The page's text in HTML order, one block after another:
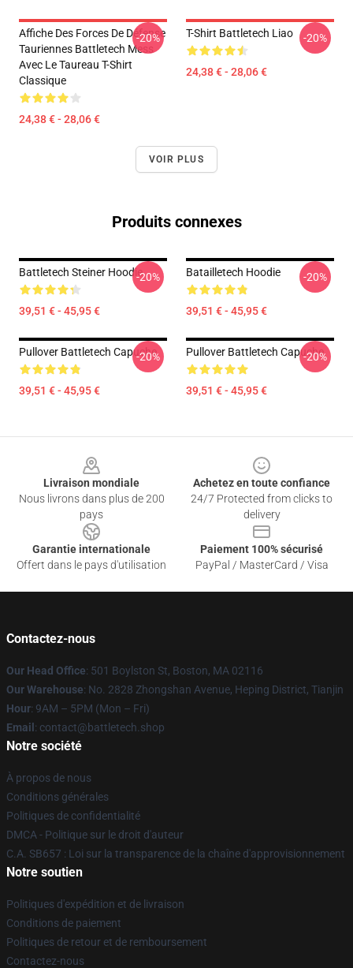
Affiche Des Forces De Défense
Tauriennes Battletech Mess
Avec Le Taureau T-Shirt
Classique
24,38 € - 28,06 €
-20% T-Shirt Battletech Liao
24,38 € - 28,06 €
-20%
VOIR PLUS
Produits connexes
Battletech Steiner Hoodie
39,51 € - 45,95 €
-20% Batailletech Hoodie
39,51 € - 45,95 €
-20%
Pullover Battletech Capuche
39,51 € - 45,95 €
-20% Pullover Battletech Capuche
39,51 € - 45,95 €
-20%
Livraison mondiale
Nous livrons dans plus de 200
pays
Achetez en toute confiance
24/7 Protected from clicks to
delivery
Garantie internationale
Offert dans le pays d'utilisation
Paiement 100% sécurisé
PayPal / MasterCard / Visa
Contactez-nous
Our Head Office: 501 Boylston St, Boston, MA 02116
Our Warehouse: No. 2828 Zhongshan Avenue, Heping District, Tianjin
Hour: 9AM – 5PM (Mon – Fri)
Email : contact@battletech.shop
Notre société
À propos de nous
Conditions générales
Politiques de confidentialité
DMCA - Politique sur le droit d'auteur
C.A. SB657 : Loi sur la transparence de la chaîne d'approvisionnement
Notre soutien
Politiques d'expédition et de livraison
Conditions de paiement
Politiques de retour et de remboursement
Contactez-nous